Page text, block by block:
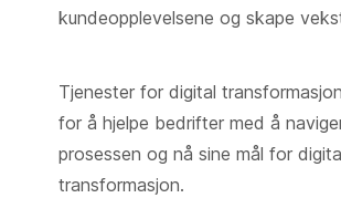
kundeopplevelsene og skape
Tjenester for digital
for å hjelpe bedrifter med å
prosessen og nå sine mål for
transformasjon.